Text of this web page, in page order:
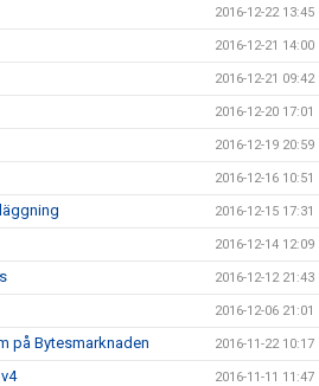
2016-12-22 13:45
2016-12-21 14:00
2016-12-21 09:42
2016-12-20 17:01
2016-12-19 20:59
2016-12-16 10:51
2016-12-15 17:31
2016-12-14 12:09
2016-12-12 21:43
2016-12-06 21:01
på Bytesmarknaden 2016-11-22 10:17
2016-11-11 11:47